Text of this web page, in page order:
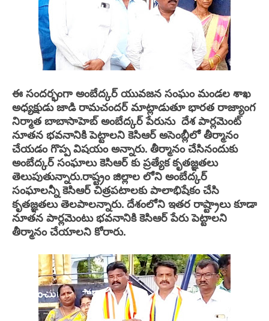
ఈ సందర్భంగా అంబేద్కర్ యువజన సంఘం మండల శాఖ
అధ్యక్షుడు జాడి రామచందర్ మాట్లాడుతూ భారత రాజ్యాంగ
నిర్మాత బాబాసాహెబ్ అంబేద్కర్ పేరును దేశ పార్లమెంట్
నూతన భవనానికి పెట్టాలని కెసిఆర్ అసెంబ్లీలో తీర్మానం
చేయడం గొప్ప విషయం అన్నారు. తీర్మానం చేసినందుకు
అంబేద్కర్ సంఘాలు కెసిఆర్ కు ప్రత్యేక కృతజ్ఞతలు
తెలుపుతున్నారు.రాష్ట్రం జిల్లాల లోని అంబేద్కర్
సంఘాలన్నీ కెసిఆర్ చిత్రపటాలకు పాలాభిషేకం చేసి
కృతజ్ఞతలు తెలపాలన్నారు. దేశంలోని ఇతర రాష్ట్రాలు కూడా
నూతన పార్లమెంటు భవనానికి కెసిఆర్ పేరు పెట్టాలని
తీర్మానం చేయాలని కోరారు.